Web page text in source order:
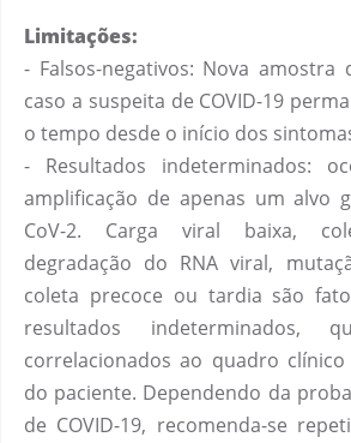
Limitações:
- Falsos-negativos: Nova amostra
caso a suspeita de COVID-19
o tempo desde o início dos
- Resultados indeterminados:
amplificação de apenas um alvo
CoV-2. Carga viral baixa,
degradação do RNA viral,
coleta precoce ou tardia são
resultados indeterminados,
correlacionados ao quadro
do paciente. Dependendo da
de COVID-19, recomenda-se